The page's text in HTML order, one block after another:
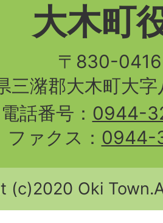
大木町
〒830-
三潴郡大木町大
電話番号： 0944-
ファクス： 0944-
(c)2020 Oki